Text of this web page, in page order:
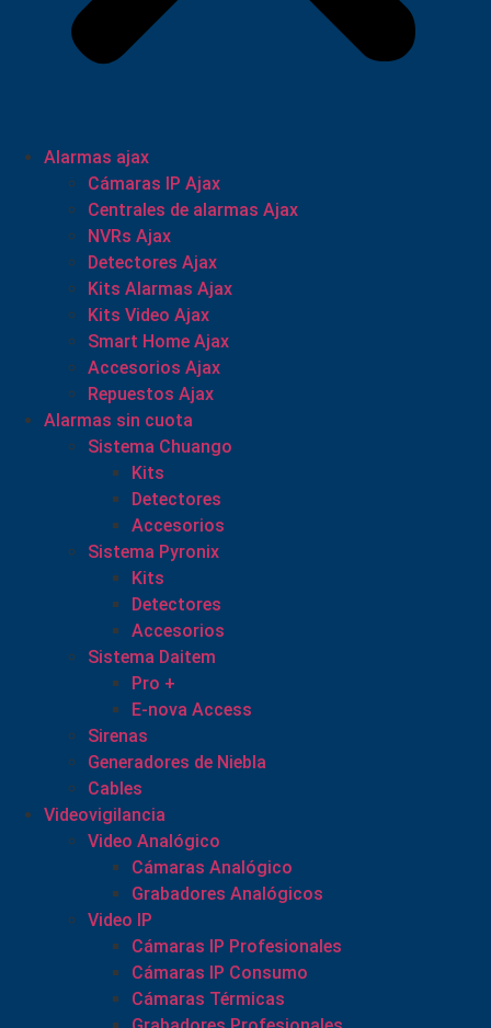
Alarmas ajax
Cámaras IP Ajax
Centrales de alarmas Ajax
NVRs Ajax
Detectores Ajax
Kits Alarmas Ajax
Kits Video Ajax
Smart Home Ajax
Accesorios Ajax
Repuestos Ajax
Alarmas sin cuota
Sistema Chuango
Kits
Detectores
Accesorios
Sistema Pyronix
Kits
Detectores
Accesorios
Sistema Daitem
Pro +
E-nova Access
Sirenas
Generadores de Niebla
Cables
Videovigilancia
Video Analógico
Cámaras Analógico
Grabadores Analógicos
Video IP
Cámaras IP Profesionales
Cámaras IP Consumo
Cámaras Térmicas